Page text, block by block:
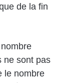
de la fin
ne sont pas
le nombre